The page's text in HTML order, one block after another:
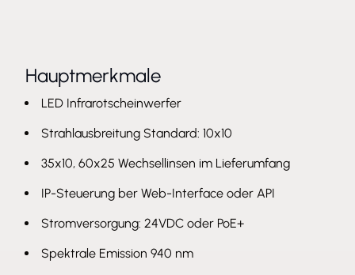
Hauptmerkmale
LED Infrarotscheinwerfer
Strahlausbreitung Standard: 10x10
35x10, 60x25 Wechsellinsen im Lieferumfang
IP-Steuerung ber Web-Interface oder API
Stromversorgung: 24VDC oder PoE+
Spektrale Emission 940 nm